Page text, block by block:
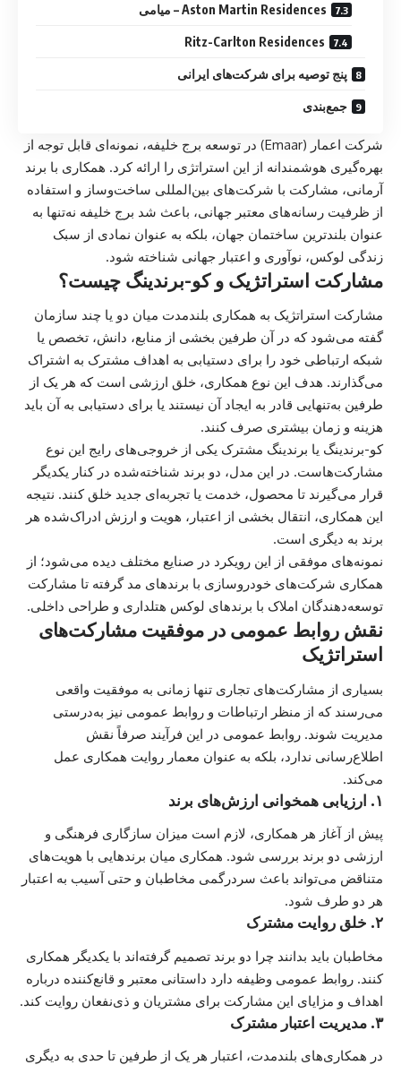
Aston Martin Residences – میامی
Ritz-Carlton Residences
پنج توصیه برای شرکت‌های ایرانی
جمع‌بندی
شرکت اعمار (Emaar) در توسعه برج خلیفه، نمونه‌ای قابل توجه از
بهره‌گیری هوشمندانه از این استراتژی را ارائه کرد. همکاری با برند
آرمانی، مشارکت با شرکت‌های بین‌المللی ساخت‌وساز و استفاده
از ظرفیت رسانه‌های معتبر جهانی، باعث شد برج خلیفه نه‌تنها به
عنوان بلندترین ساختمان جهان، بلکه به عنوان نمادی از سبک
زندگی لوکس، نوآوری و اعتبار جهانی شناخته شود.
مشارکت استراتژیک و کو-برندینگ چیست؟
مشارکت استراتژیک به همکاری بلندمدت میان دو یا چند سازمان
گفته می‌شود که در آن طرفین بخشی از منابع، دانش، تخصص یا
شبکه ارتباطی خود را برای دستیابی به اهداف مشترک به اشتراک
می‌گذارند. هدف این نوع همکاری، خلق ارزشی است که هر یک از
طرفین به‌تنهایی قادر به ایجاد آن نیستند یا برای دستیابی به آن باید
هزینه و زمان بیشتری صرف کنند.
کو-برندینگ یا برندینگ مشترک یکی از خروجی‌های رایج این نوع
مشارکت‌هاست. در این مدل، دو برند شناخته‌شده در کنار یکدیگر
قرار می‌گیرند تا محصول، خدمت یا تجربه‌ای جدید خلق کنند. نتیجه
این همکاری، انتقال بخشی از اعتبار، هویت و ارزش ادراک‌شده هر
برند به دیگری است.
نمونه‌های موفقی از این رویکرد در صنایع مختلف دیده می‌شود؛ از
همکاری شرکت‌های خودروسازی با برندهای مد گرفته تا مشارکت
توسعه‌دهندگان املاک با برندهای لوکس هتلداری و طراحی داخلی.
نقش روابط عمومی در موفقیت مشارکت‌های
استراتژیک
بسیاری از مشارکت‌های تجاری تنها زمانی به موفقیت واقعی
می‌رسند که از منظر ارتباطات و روابط عمومی نیز به‌درستی
مدیریت شوند. روابط عمومی در این فرآیند صرفاً نقش
اطلاع‌رسانی ندارد، بلکه به عنوان معمار روایت همکاری عمل
می‌کند.
۱. ارزیابی همخوانی ارزش‌های برند
پیش از آغاز هر همکاری، لازم است میزان سازگاری فرهنگی و
ارزشی دو برند بررسی شود. همکاری میان برندهایی با هویت‌های
متناقض می‌تواند باعث سردرگمی مخاطبان و حتی آسیب به اعتبار
هر دو طرف شود.
۲. خلق روایت مشترک
مخاطبان باید بدانند چرا دو برند تصمیم گرفته‌اند با یکدیگر همکاری
کنند. روابط عمومی وظیفه دارد داستانی معتبر و قانع‌کننده درباره
اهداف و مزایای این مشارکت برای مشتریان و ذی‌نفعان روایت کند.
۳. مدیریت اعتبار مشترک
در همکاری‌های بلندمدت، اعتبار هر یک از طرفین تا حدی به دیگری